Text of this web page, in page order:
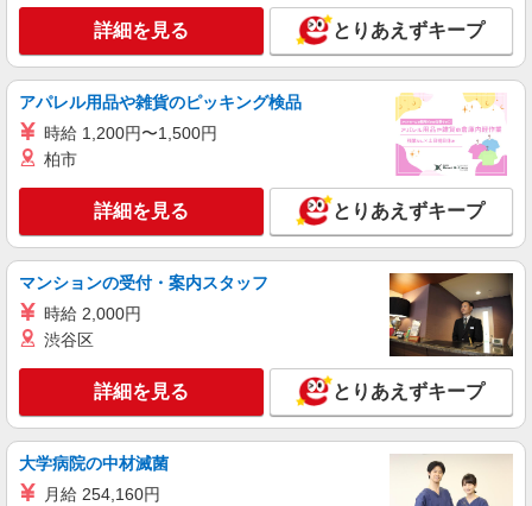
キープ 詳細を見る
パート
ライフ川崎ルフロン店（店舗コード642）
惣菜
時給1,235円以上
ライフ川崎ルフロン店 神奈川県川崎市川崎区
日進町1-11 川崎ルフロン内1F
キープ 詳細を見る
パート
ライフ川崎大島店（店舗コード624）
時給1,235円 日曜・祝日は+100円
ライフ川崎大島店 神奈川県川崎市川崎区大島
4-3-1
キープ 詳細を見る
詳細を見る とりあえずキープ
アパレル用品や雑貨のピッキング検品
時給 1,200円〜1,500円
柏市
詳細を見る とりあえずキープ
マンションの受付・案内スタッフ
時給 2,000円
渋谷区
詳細を見る とりあえずキープ
大学病院の中材滅菌
月給 254,160円